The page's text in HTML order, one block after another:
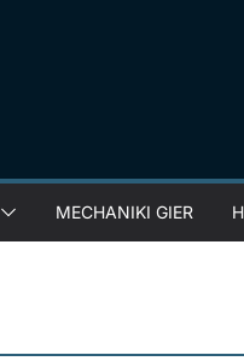
MECHANIKI GIER